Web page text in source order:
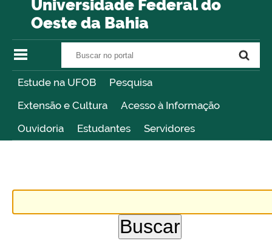
Universidade Federal do
Oeste da Bahia
Estude na UFOB
Pesquisa
Extensão e Cultura
Acesso à Informação
Ouvidoria
Estudantes Servidores